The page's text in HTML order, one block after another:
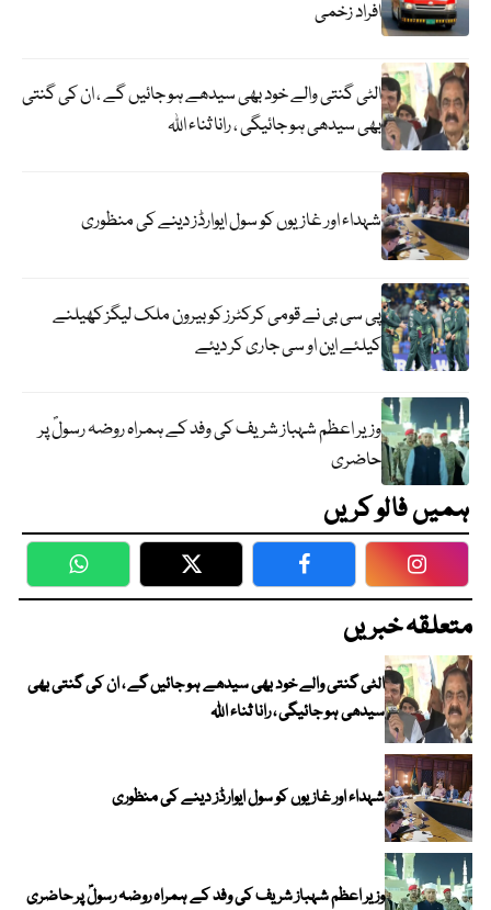
افراد زخمی
الٹی گنتی والے خود بھی سیدھے ہو جائیں گے ، ان کی گنتی
بھی سیدھی ہو جائیگی ، رانا ثناء اللہ
شہداء اور غازیوں کو سول ایوارڈز دینے کی منظوری
پی سی بی نے قومی کرکٹرز کو بیرون ملک لیگز کھیلنے
کیلئے این او سی جاری کر دیئے
وزیر اعظم شہباز شریف کی وفد کے ہمراہ روضہ رسولؐ پر
حاضری
ہمیں فالو کریں
WhatsApp Twitter Facebook
متعلقہ خبریں
الٹی گنتی والے خود بھی سیدھے ہو جائیں گے ، ان کی گنتی بھی
سیدھی ہو جائیگی ، رانا ثناء اللہ
شہداء اور غازیوں کو سول ایوارڈز دینے کی منظوری
وزیر اعظم شہباز شریف کی وفد کے ہمراہ روضہ رسولؐ پر حاضری